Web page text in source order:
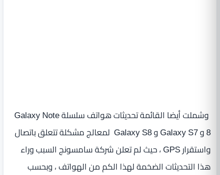
وشملت أيضا القائمة تحديثات هواتف سلسلة Galaxy Note
8 و Galaxy S7 و Galaxy S8 لمعالج مشكلة تتعلق باتصال
واستقرار GPS ، حيث لم تعلن شركة سامسونج السبب وراء
هذا التحديثات الضخمة لهذا الكم من الهواتف ، وبحسب